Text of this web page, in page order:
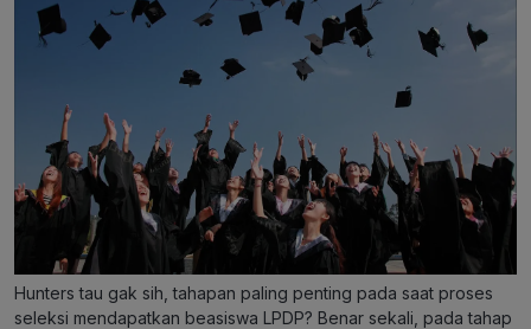
Hunters tau gak sih, tahapan paling penting pada saat proses
seleksi mendapatkan beasiswa LPDP? Benar sekali, pada tahap